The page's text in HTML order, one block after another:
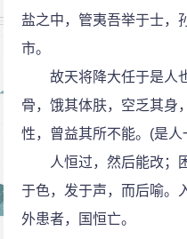
盐之中，管夷吾举于士，
市。
故天将降大任于是人
骨，饿其体肤，空乏其身
性，曾益其所不能。(是人
人恒过，然后能改；困
于色，发于声，而后喻。
外患者，国恒亡。